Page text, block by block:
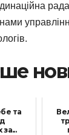
рада
та